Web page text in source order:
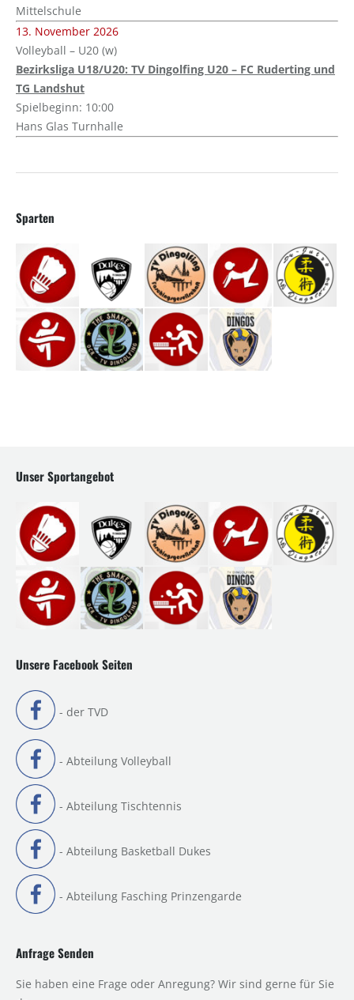
Mittelschule
13. November 2026
Volleyball – U20 (w)
Bezirksliga U18/U20: TV Dingolfing U20 – FC Ruderting und
TG Landshut
Spielbeginn: 10:00
Hans Glas Turnhalle
Sparten
Unser Sportangebot
Unsere Facebook Seiten
- der TVD
- Abteilung Volleyball
- Abteilung Tischtennis
- Abteilung Basketball Dukes
- Abteilung Fasching Prinzengarde
Anfrage Senden
Sie haben eine Frage oder Anregung? Wir sind gerne für Sie